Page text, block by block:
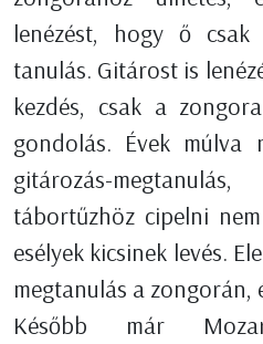
lenézést, hogy ő csak
tanulás. Gitárost is
kezdés, csak a
gondolás. Évek múlva
gitározás-
tábortűzhöz cipelni
esélyek kicsinek levés.
megtanulás a zongorán,
Később már